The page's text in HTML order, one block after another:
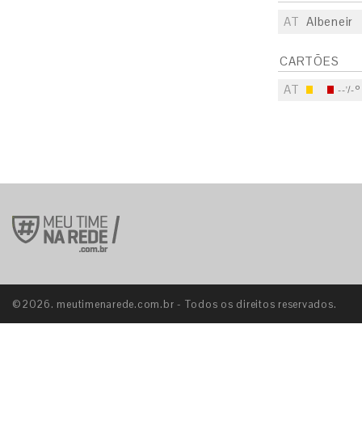
E
AT Albeneir
CARTÕES
AT
--'/-º
©2026. meutimenarede.com.br - Todos os direitos reservados.